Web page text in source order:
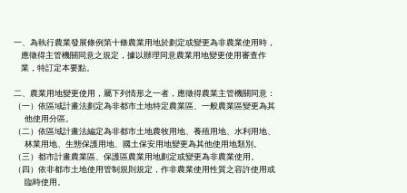
按
鈕
區
一、為執行農業發展條例第十條農業用地於劃定或變更為非農業使用時，
應徵得主管機關同意之規定，據以辦理同意農業用地變更使用審查作
業，特訂定本要點。
二、農業用地變更使用，屬下列情形之一者，應徵得農業主管機關同意：
（一）依區域計畫法劃定為非都市土地特定農業區、一般農業區變更為其
他使用分區。
（二）依區域計畫法編定為非都市土地農牧用地、養殖用地、水利用地、
林業用地、生態保護用地、國土保安用地變更為其他使用地類別。
（三）都市計畫農業區、保護區農業用地劃定或變更為非農業使用。
（四）依非都市土地使用管制規則規定，作非農業使用性質之容許使用或
臨時使用。